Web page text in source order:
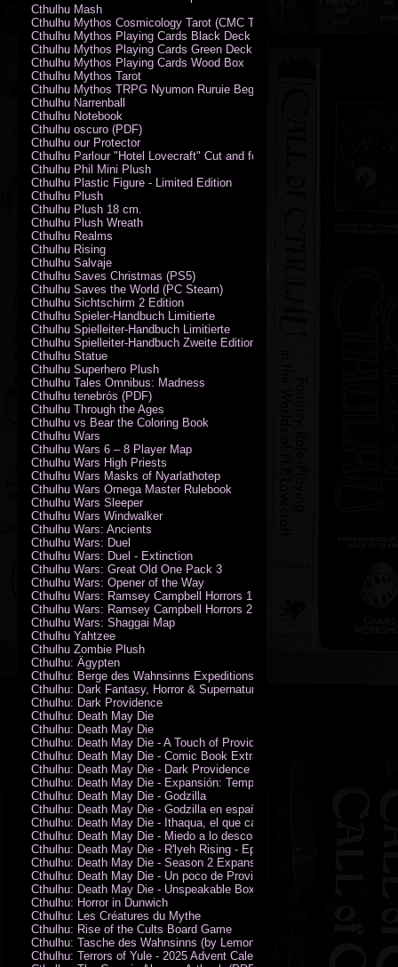
Cthulhu Mash
Cthulhu Mythos Cosmicology Tarot (CMC Tarot - Old Whispers)
Cthulhu Mythos Playing Cards Black Deck
Cthulhu Mythos Playing Cards Green Deck
Cthulhu Mythos Playing Cards Wood Box
Cthulhu Mythos Tarot
Cthulhu Mythos TRPG Nyumon Ruruie Beginners
Cthulhu Narrenball
Cthulhu Notebook
Cthulhu oscuro (PDF)
Cthulhu our Protector
Cthulhu Parlour "Hotel Lovecraft" Cut and fold Game-Cards
Cthulhu Phil Mini Plush
Cthulhu Plastic Figure - Limited Edition
Cthulhu Plush
Cthulhu Plush 18 cm.
Cthulhu Plush Wreath
Cthulhu Realms
Cthulhu Rising
Cthulhu Salvaje
Cthulhu Saves Christmas (PS5)
Cthulhu Saves the World (PC Steam)
Cthulhu Sichtschirm 2 Edition
Cthulhu Spieler-Handbuch Limitierte
Cthulhu Spielleiter-Handbuch Limitierte
Cthulhu Spielleiter-Handbuch Zweite Edition
Cthulhu Statue
Cthulhu Superhero Plush
Cthulhu Tales Omnibus: Madness
Cthulhu tenebrós (PDF)
Cthulhu Through the Ages
Cthulhu vs Bear the Coloring Book
Cthulhu Wars
Cthulhu Wars 6 – 8 Player Map
Cthulhu Wars High Priests
Cthulhu Wars Masks of Nyarlathotep
Cthulhu Wars Omega Master Rulebook
Cthulhu Wars Sleeper
Cthulhu Wars Windwalker
Cthulhu Wars: Ancients
Cthulhu Wars: Duel
Cthulhu Wars: Duel - Extinction
Cthulhu Wars: Great Old One Pack 3
Cthulhu Wars: Opener of the Way
Cthulhu Wars: Ramsey Campbell Horrors 1
Cthulhu Wars: Ramsey Campbell Horrors 2
Cthulhu Wars: Shaggai Map
Cthulhu Yahtzee
Cthulhu Zombie Plush
Cthulhu: Ägypten
Cthulhu: Berge des Wahnsinns Expeditionspack
Cthulhu: Dark Fantasy, Horror & Supernatural Movies
Cthulhu: Dark Providence
Cthulhu: Death May Die
Cthulhu: Death May Die
Cthulhu: Death May Die - A Touch of Providence
Cthulhu: Death May Die - Comic Book Extras vol. 2
Cthulhu: Death May Die - Dark Providence Investigators
Cthulhu: Death May Die - Expansión: Temporada 2
Cthulhu: Death May Die - Godzilla
Cthulhu: Death May Die - Godzilla en español
Cthulhu: Death May Die - Ithaqua, el que camina en el viento
Cthulhu: Death May Die - Miedo a lo desconocido
Cthulhu: Death May Die - R'lyeh Rising - Epic Episode
Cthulhu: Death May Die - Season 2 Expansion
Cthulhu: Death May Die - Un poco de Providence
Cthulhu: Death May Die - Unspeakable Box
Cthulhu: Horror in Dunwich
Cthulhu: Les Créatures du Mythe
Cthulhu: Rise of the Cults Board Game
Cthulhu: Tasche des Wahnsinns (by Lemonfish)
Cthulhu: Terrors of Yule - 2025 Advent Calendar